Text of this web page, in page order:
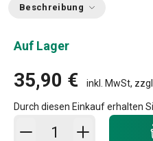
Beschreibung
Auf Lager
35,90 € inkl. MwSt, zzgl.
Durch diesen Einkauf erhalten
In den Warenkorb -